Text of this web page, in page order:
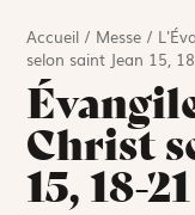
Accueil / Messe /
selon saint Jean 15,
Christ
15, 18-21